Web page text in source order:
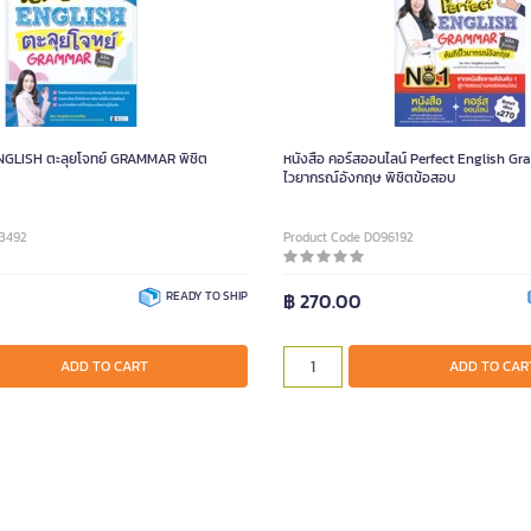
ตะลุยโจทย์ GRAMMAR พิชิต
READY TO SHIP
ADD TO CART
หนังสือ คอร์สออนไลน์ Perfect English
ไวยากรณ์อังกฤษ พิชิตข้อสอบ
Product Code D096192
฿ 270.00
ADD TO